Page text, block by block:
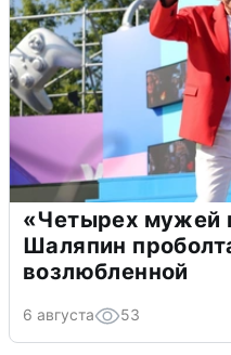
«Четырех мужей
Шаляпин
возлюбленной
6 августа 53